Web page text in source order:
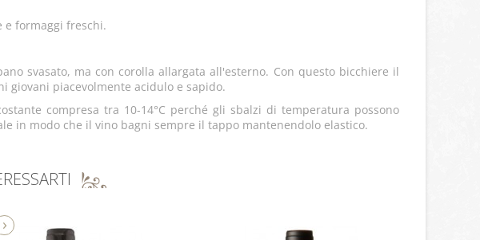
formaggi freschi.
svasato, ma con corolla allargata all'esterno. Con questo bicchiere il
giovani piacevolmente acidulo e sapido.
compresa tra 10-14°C perché gli sbalzi di temperatura possono
in modo che il vino bagni sempre il tappo mantenendolo elastico.
›